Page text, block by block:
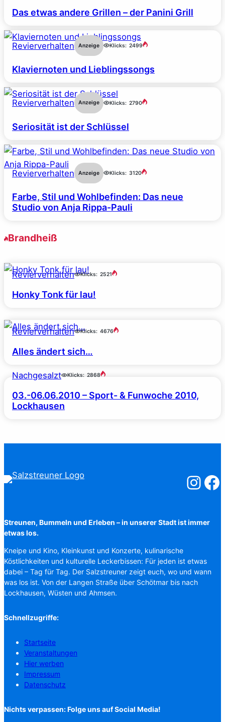
Das etwas andere Grillen – der Panini Grill
Revierverhalten Anzeige Klicks: 2499
Klaviernoten und Lieblingssongs
Revierverhalten Anzeige Klicks: 2790
Seriosität ist der Schlüssel
Revierverhalten Anzeige Klicks: 3120
Farbe, Stil und Wohlbefinden: Das neue
Studio von Anja Rippa-Pauli
Brandheiß
Revierverhalten Klicks: 2521
Honky Tonk für lau!
Revierverhalten Klicks: 4676
Alles ändert sich…
Nachgesalzt Klicks: 2868
03.-06.06.2010 – Sport- & Funwoche 2010,
Lockhausen
Streunen, Bummeln und Erleben – in unserer Stadt ist immer
etwas los.
Kneipe und Kino, Kleinkunst und Konzerte, kulinarische
Köstlichkeiten und kulturelle Leckerbissen: Für jeden ist etwas
dabei – Tag für Tag. Der Salzstreuner zeigt euch, wo und wann
was los ist. Von der Langen Straße über Schötmar bis nach
Lockhausen, Wüsten und Ahmsen.
Schnellzugriffe:
Startseite
Veranstaltungen
Hier werben
Impressum
Datenschutz
Nichts verpassen: Folge uns auf Social Media!